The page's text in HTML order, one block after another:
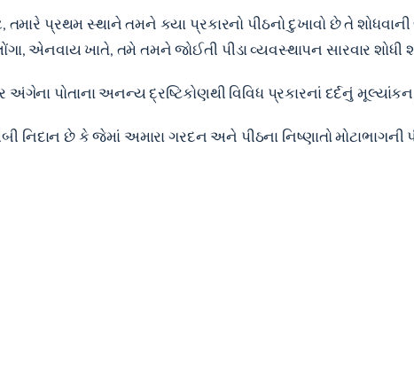
પ્રથમ સ્થાને તમને કયા પ્રકારનો પીઠનો દુખાવો છે તે
એનવાય ખાતે, તમે તમને જોઈતી પીડા વ્યવસ્થાપન સારવાર શોધી
પોતાના અનન્ય દ્રષ્ટિકોણથી વિવિધ પ્રકારનાં દર્દનું
નિદાન છે કે જેમાં અમારા ગરદન અને પીઠના નિષ્ણાતો